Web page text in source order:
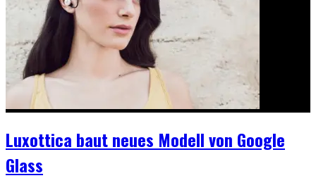
Luxottica baut neues Modell von Google
Glass